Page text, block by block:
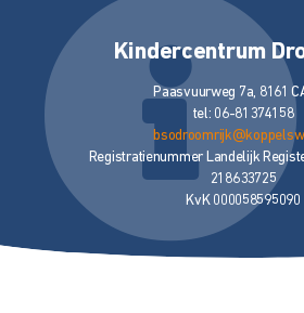
Kindercentrum
Paasvuurweg 7a, 8161
tel: 06-81374158
Registratienummer Landelijk
218633725
KvK 000058595090